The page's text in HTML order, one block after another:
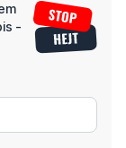
-